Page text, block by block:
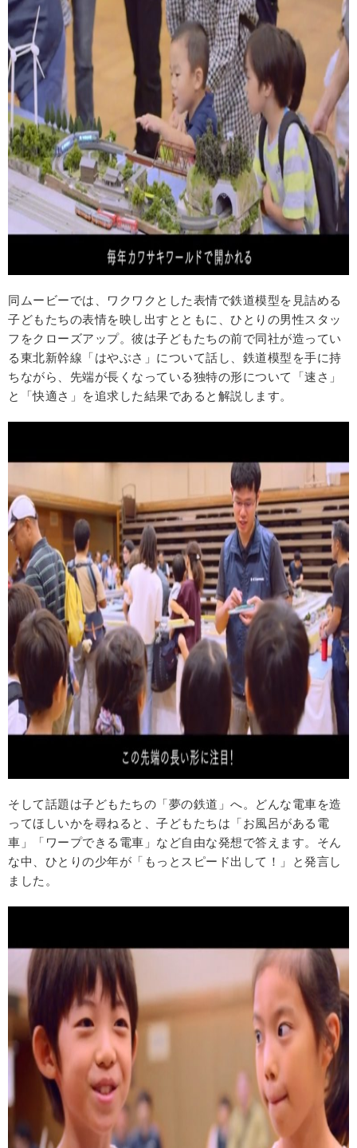
同ムービーでは、ワクワクとした表情で鉄道模型を見詰める
子どもたちの表情を映し出すとともに、ひとりの男性スタッ
フをクローズアップ。彼は子どもたちの前で同社が造ってい
る東北新幹線「はやぶさ」について話し、鉄道模型を手に持
ちながら、先端が長くなっている独特の形について「速さ」
と「快適さ」を追求した結果であると解説します。
そして話題は子どもたちの「夢の鉄道」へ。どんな電車を造
ってほしいかを尋ねると、子どもたちは「お風呂がある電
車」「ワープできる電車」など自由な発想で答えます。そん
な中、ひとりの少年が「もっとスピード出して！」と発言し
ました。